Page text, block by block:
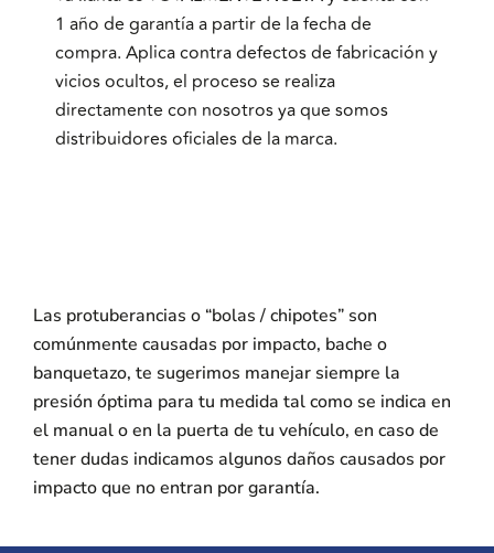
1 año de garantía a partir de la fecha de
compra. Aplica contra defectos de fabricación y
vicios ocultos, el proceso se realiza
directamente con nosotros ya que somos
distribuidores oficiales de la marca.
Las protuberancias o “bolas / chipotes” son
comúnmente causadas por impacto, bache o
banquetazo, te sugerimos manejar siempre la
presión óptima para tu medida tal como se indica en
el manual o en la puerta de tu vehículo, en caso de
tener dudas indicamos algunos daños causados por
impacto que no entran por garantía.